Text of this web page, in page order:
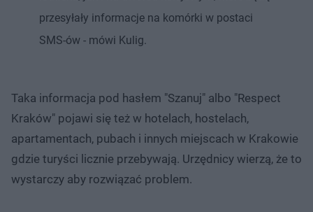
przesyłały informacje na komórki w postaci
SMS-ów - mówi Kulig.
Taka informacja pod hasłem "Szanuj" albo "Respect
Kraków" pojawi się też w hotelach, hostelach,
apartamentach, pubach i innych miejscach w Krakowie
gdzie turyści licznie przebywają. Urzędnicy wierzą, że to
wystarczy aby rozwiązać problem.